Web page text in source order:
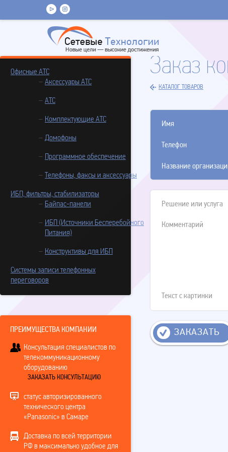
Офисные АТС
Аксессуары АТС
АТС
Комплектующие АТС
Домофоны
Программное обеспечение
Телефоны, факсы и аксессуары
ИБП, фильтры, стабилизаторы
Байпас-панели
ИБП (Источники Бесперебойного
Питания)
Конструктивы для ИБП
Системы записи телефонных
переговоров
ПРЕИМУЩЕСТВА КОМПАНИИ
Консультация специалистов по
телекоммуникационному
оборудованию
ЗАКАЗАТЬ КОНСУЛЬТАЦИЮ
статус авторизированного
технического центра
«Panasonic» в Самаре
Доставка по всей территории
РФ в максимально удобное для
Заказ
КАТАЛОГ ТОВАРОВ
Имя
Телефон
Название
Решение или услуга
Комментарий
Текст с картинки
ЗАКАЗАТЬ